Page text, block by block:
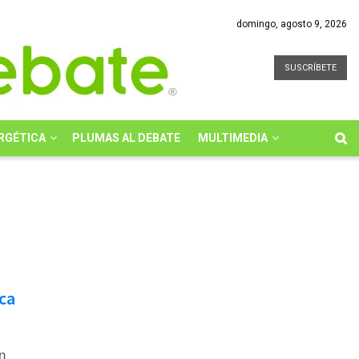
domingo, agosto 9, 2026
SUSCRÍBETE
PLUMAS AL DEBATE MULTIMEDIA